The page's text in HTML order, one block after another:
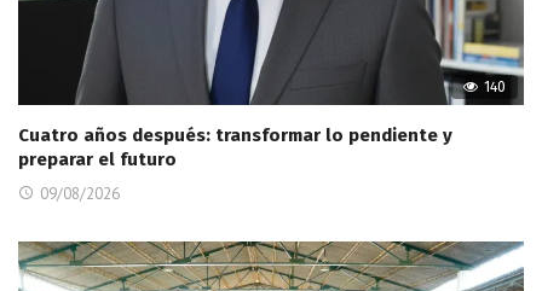
140
Cuatro años después: transformar lo pendiente y
preparar el futuro
09/08/2026